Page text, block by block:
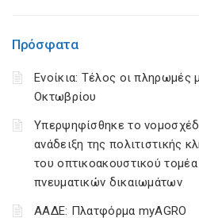
Πρόσφατα
Ενοίκια: Τέλος οι πληρωμές
Οκτωβρίου
Υπερψηφίσθηκε το
ανάδειξη της πολιτιστικής
του οπτικοακουστικού
πνευματικών δικαιωμάτων
ΑΑΔΕ: Πλατφόρμα myAGRO